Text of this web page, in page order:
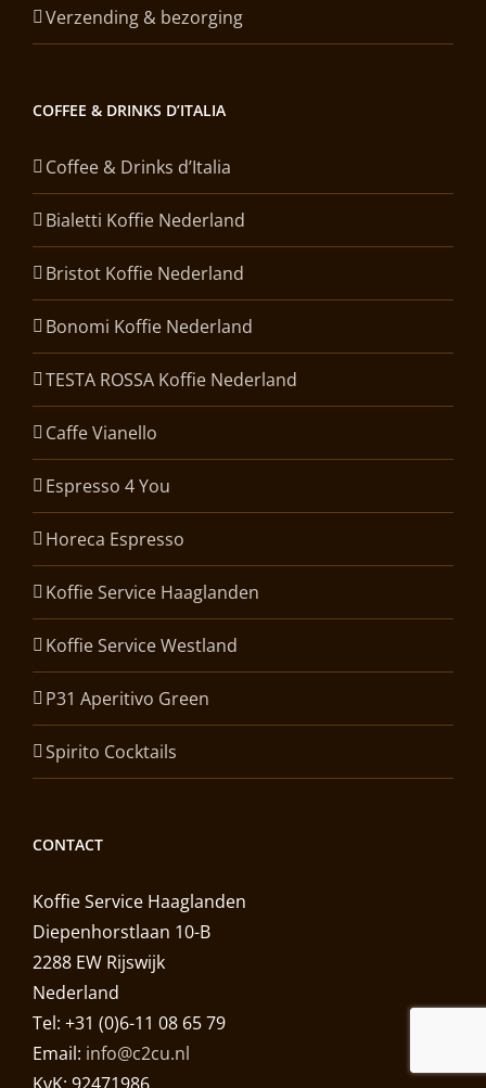
Verzending & bezorging
COFFEE & DRINKS D’ITALIA
Coffee & Drinks d’Italia
Bialetti Koffie Nederland
Bristot Koffie Nederland
Bonomi Koffie Nederland
TESTA ROSSA Koffie Nederland
Caffe Vianello
Espresso 4 You
Horeca Espresso
Koffie Service Haaglanden
Koffie Service Westland
P31 Aperitivo Green
Spirito Cocktails
CONTACT
Koffie Service Haaglanden
Diepenhorstlaan 10-B
2288 EW Rijswijk
Nederland
Tel: +31 (0)6-11 08 65 79
Email: info@c2cu.nl